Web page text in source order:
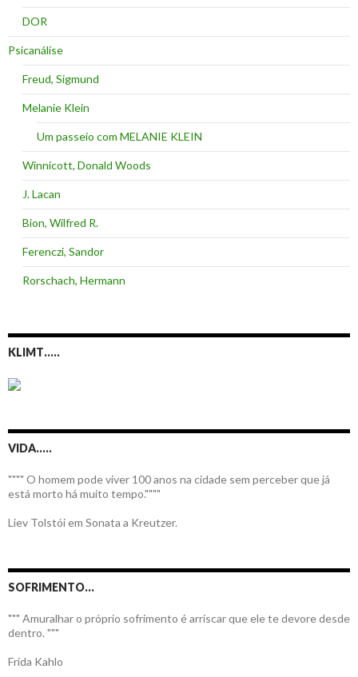
DOR
Psicanálise
Freud, Sigmund
Melanie Klein
Um passeio com MELANIE KLEIN
Winnicott, Donald Woods
J. Lacan
Bion, Wilfred R.
Ferenczi, Sandor
Rorschach, Hermann
KLIMT…..
VIDA…..
"""" O homem pode viver 100 anos na cidade sem perceber que já
está morto há muito tempo.""""
Liev Tolstói em Sonata a Kreutzer.
SOFRIMENTO…
""" Amuralhar o próprio sofrimento é arriscar que ele te devore desde
dentro. """
Frida Kahlo